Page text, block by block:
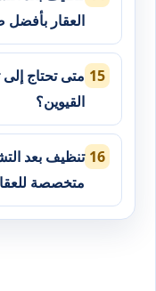
العقار بأفضل
متى تحتاج
القيوين؟
تنظيف بعد
متخصصة